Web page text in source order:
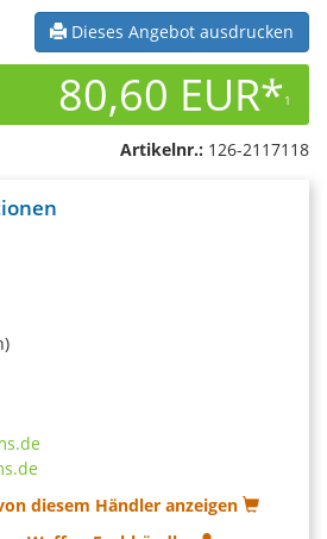
Dieses Angebot ausdrucken
80,60 EUR*1
Artikelnr.: 126-2117118
diesem Händler anzeigen